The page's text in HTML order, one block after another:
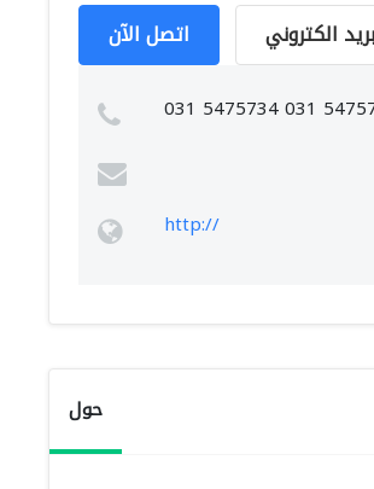
اتصل الآن الكتروني
031 5475734 031
http://
حول